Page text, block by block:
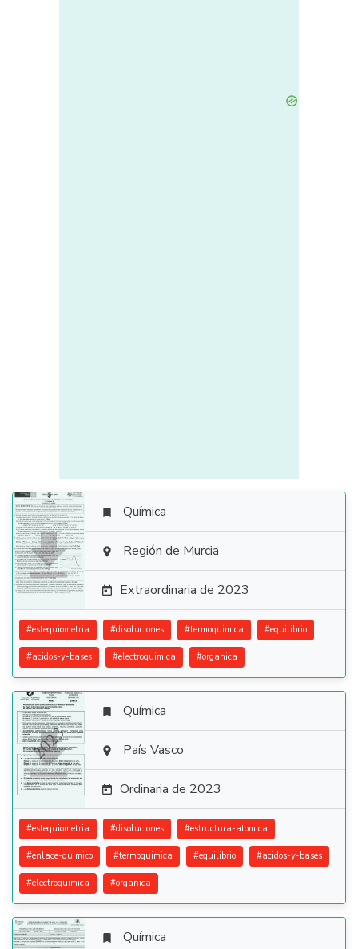

 Química
 Región de Murcia
 Extraordinaria de 2023
#estequiometria #disoluciones #termoquimica #equilibrio
#acidos-y-bases #electroquimica #organica

 Química
 País Vasco
 Ordinaria de 2023
#estequiometria #disoluciones #estructura-atomica
#enlace-quimico #termoquimica #equilibrio #acidos-y-bases
#electroquimica #organica
 Química